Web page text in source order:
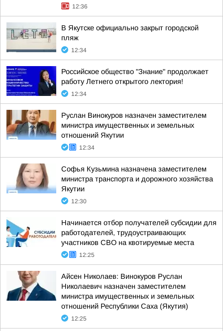
12:36
В Якутске официально закрыт городской
пляж
12:34
Российское общество "Знание" продолжает
работу Летнего открытого лектория!
12:34
Руслан Винокуров назначен заместителем
министра имущественных и земельных
отношений Якутии
12:34
Софья Кузьмина назначена заместителем
министра транспорта и дорожного хозяйства
Якутии
12:30
Начинается отбор получателей субсидии для
работодателей, трудоустраивающих
участников СВО на квотируемые места
12:25
Айсен Николаев: Винокуров Руслан
Николаевич назначен заместителем
министра имущественных и земельных
отношений Республики Саха (Якутия)
12:25